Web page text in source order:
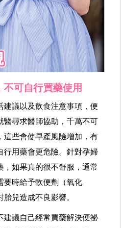
可自行買藥使用
建議以及飲食注意事項，便
尋求醫師協助，千萬不可
這些會使早產風險增加，有
行用藥會更危險。針對孕婦
，如果真的很不舒服，通常
要時給予軟便劑（氧化
兒造成不良影響。
建議自己經常買藥解決便祕